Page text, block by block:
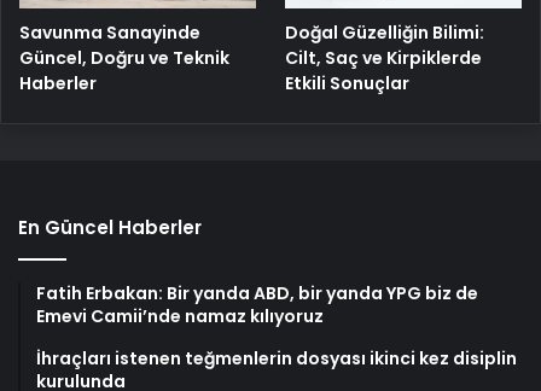
Savunma Sanayinde
Güncel, Doğru ve Teknik
Haberler
Doğal Güzelliğin Bilimi:
Cilt, Saç ve Kirpiklerde
Etkili Sonuçlar
En Güncel Haberler
Fatih Erbakan: Bir yanda ABD, bir yanda YPG biz de
Emevi Camii’nde namaz kılıyoruz
İhraçları istenen teğmenlerin dosyası ikinci kez disiplin
kurulunda